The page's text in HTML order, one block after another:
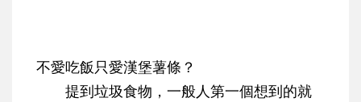
不愛吃飯只愛漢堡薯條？
提到垃圾食物，一般人第一個想到的就